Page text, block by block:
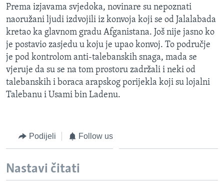
Learning English
PRATITE NAS
Jezici
Prema izjavama svjedoka, novinare su nepoznati
naoružani ljudi izdvojili iz konvoja koji se od Jalalabada
kretao ka glavnom gradu Afganistana. Još nije jasno ko
je postavio zasjedu u koju je upao konvoj. To područje
je pod kontrolom anti-talebanskih snaga, mada se
vjeruje da su se na tom prostoru zadržali i neki od
talebanskih i boraca arapskog porijekla koji su lojalni
Talebanu i Usami bin Ladenu.
Podijeli Follow us
Nastavi čitati